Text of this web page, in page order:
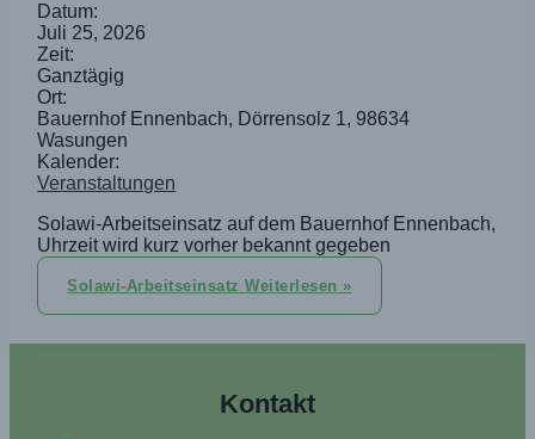
Datum:
Juli 25, 2026
Zeit:
Ganztägig
Ort:
Bauernhof Ennenbach, Dörrensolz 1, 98634
Wasungen
Kalender:
Veranstaltungen
Solawi-Arbeitseinsatz auf dem Bauernhof Ennenbach,
Uhrzeit wird kurz vorher bekannt gegeben
Solawi-Arbeitseinsatz Weiterlesen »
Kontakt